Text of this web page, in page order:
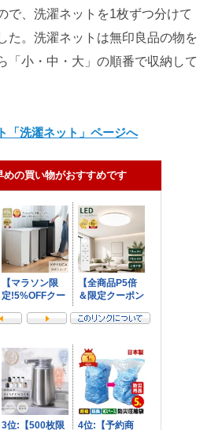
で、洗濯ネットを1枚ずつ分けて
た。洗濯ネットは無印良品の物を
「小・中・大」の順番で収納して
「洗濯ネット」ページへ
めの買い物がおすすめです